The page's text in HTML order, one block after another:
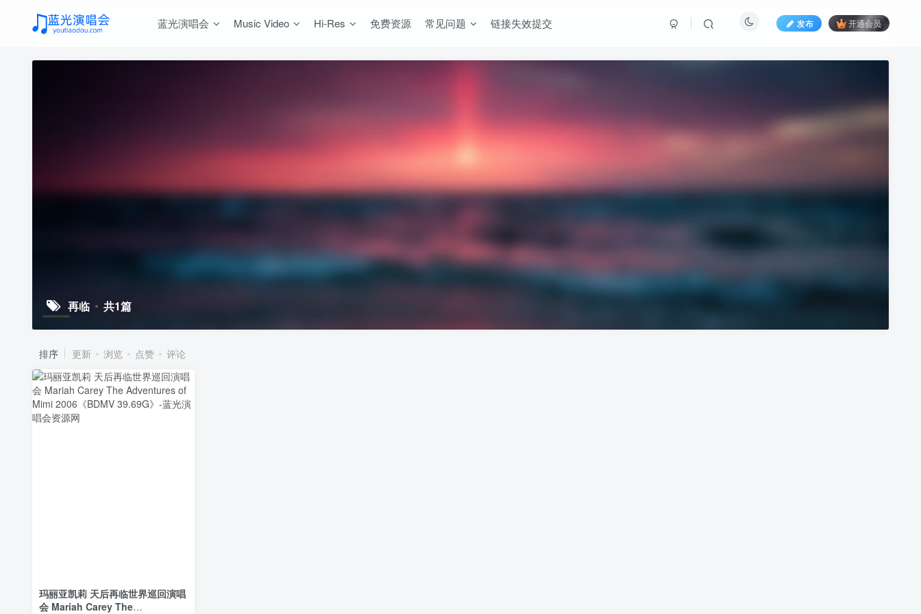
蓝光演唱会 Music Video Hi-Res 免费资源 常见问题 链接失效提交 发布 开通会员
再临 共1篇
排序 更新 浏览 点赞 评论
玛丽亚凯莉 天后再临世界巡回演唱
会 Mariah Carey The